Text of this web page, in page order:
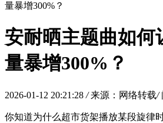
量暴增300%？
安耐晒主题曲如何
量暴增300%？
2026-01-12 20:21:28 / 来源：网络转载/
你知道为什么超市货架播放某段旋律